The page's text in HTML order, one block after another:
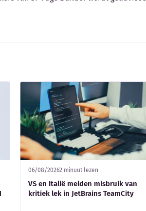
06/08/20262 minuut lezen
VS en Italië melden misbruik van
kritiek lek in JetBrains TeamCity